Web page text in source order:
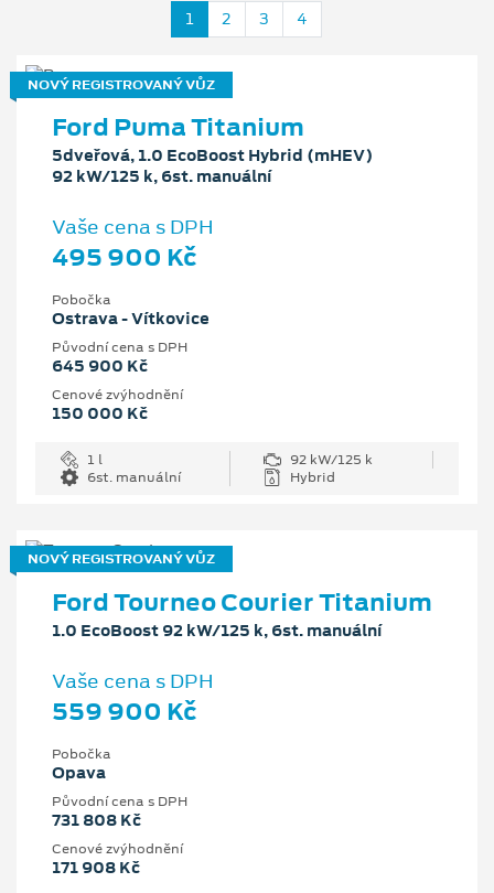
1 2 3 4
NOVÝ REGISTROVANÝ VŮZ
Ford Puma Titanium
5dveřová, 1.0 EcoBoost Hybrid (mHEV)
92 kW/125 k, 6st. manuální
Vaše cena s DPH
495 900 Kč
Pobočka
Ostrava - Vítkovice
Původní cena s DPH
645 900 Kč
Cenové zvýhodnění
150 000 Kč
1 l
92 kW/125 k
6st. manuální
Hybrid
NOVÝ REGISTROVANÝ VŮZ
Ford Tourneo Courier Titanium
1.0 EcoBoost 92 kW/125 k, 6st. manuální
Vaše cena s DPH
559 900 Kč
Pobočka
Opava
Původní cena s DPH
731 808 Kč
Cenové zvýhodnění
171 908 Kč